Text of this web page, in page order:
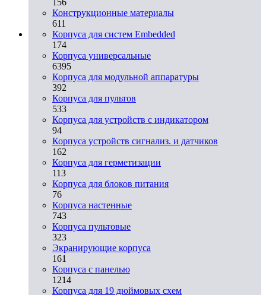
Конструкционные материалы
611
Корпуса для систем Embedded
174
Корпуса универсальные
6395
Корпуса для модульной аппаратуры
392
Корпуса для пультов
533
Корпуса для устройств с индикатором
94
Корпуса устройств сигнализ. и датчиков
162
Корпуса для герметизации
113
Корпуса для блоков питания
76
Корпуса настенные
743
Корпуса пультовые
323
Экранирующие корпуса
161
Корпуса с панелью
1214
Корпуса для 19 дюймовых схем